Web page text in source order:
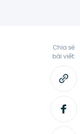
Chia sẻ
bài viết: